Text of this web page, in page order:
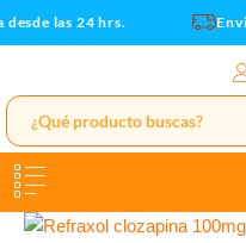
al
las 24 hrs.
Refraxol
cantidad